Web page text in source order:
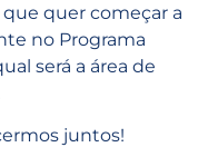
quer começar a
no Programa
será a área de
juntos!